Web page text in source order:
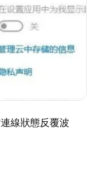
線狀態反覆波